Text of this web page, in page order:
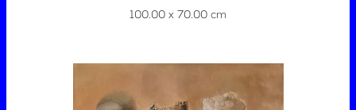
100.00 x 70.00 cm